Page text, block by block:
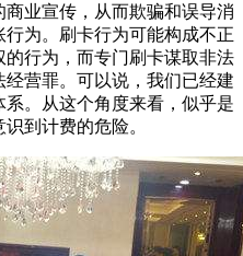
业宣传，从而欺骗和误导消
为。刷卡行为可能构成不正
行为，而专门刷卡谋取非法
营罪。可以说，我们已经建
。从这个角度来看，似乎是
到计费的危险。